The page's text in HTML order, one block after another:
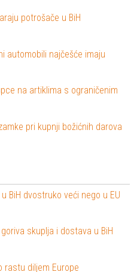
potrošače u BiH
automobili najčešće imaju
na artiklima s ograničenim
pri kupnji božićnih darova
BiH dvostruko veći nego u EU
skuplja i dostava u BiH
rastu diljem Europe